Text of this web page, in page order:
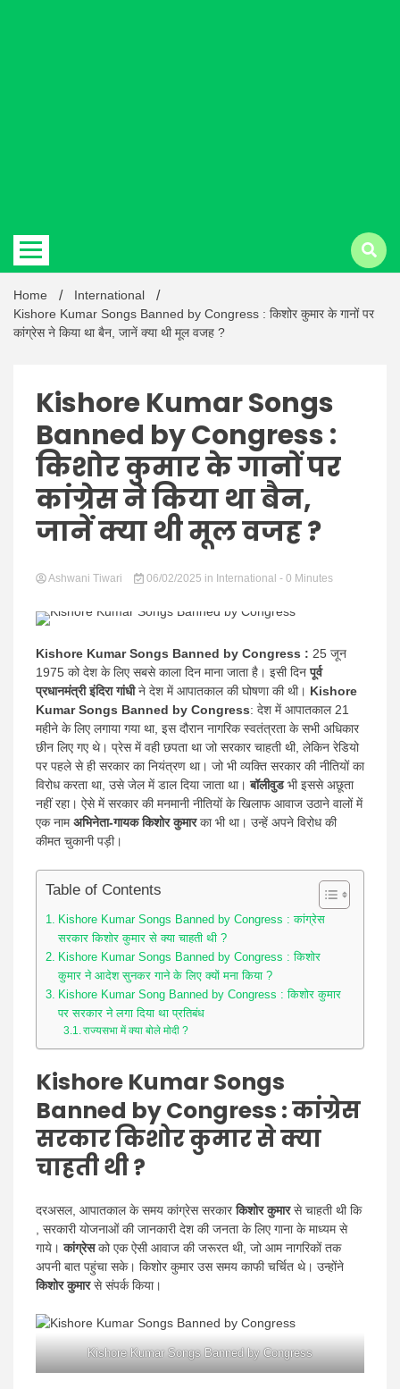
Latest
Hindi
News
Home
International
Kishore Kumar Songs Banned by Congress : किशोर कुमार के गानों पर
कांग्रेस ने किया था बैन, जानें क्या थी मूल वजह ?
Kishore Kumar Songs
Banned by Congress :
किशोर कुमार के गानों पर
कांग्रेस ने किया था बैन,
जानें क्या थी मूल वजह ?
Ashwani Tiwari 06/02/2025 in International - 0 Minutes
Kishore Kumar Songs Banned by Congress : 25 जून
1975 को देश के लिए सबसे काला दिन माना जाता है। इसी दिनपूर्व
प्रधानमंत्री इंदिरा गांधीने देश में आपातकाल की घोषणा की थी। Kishore
Kumar Songs Banned by Congress: देश में आपातकाल 21
महीने के लिए लगाया गया था, इस दौरान नागरिक स्वतंत्रता के सभी अधिकार
छीन लिए गए थे। प्रेस में वही छपता था जो सरकार चाहती थी, लेकिन रेडियो
पर पहले से ही सरकार का नियंत्रण था। जो भी व्यक्ति सरकार की नीतियों का
विरोध करता था, उसे जेल में डाल दिया जाता था।बॉलीवुडभी इससे अछूता
नहीं रहा। ऐसे में सरकार की मनमानी नीतियों के खिलाफ आवाज उठाने वालों में
एक नामअभिनेता-गायक किशोर कुमारका भी था। उन्हें अपने विरोध की
कीमत चुकानी पड़ी।
Table of Contents
Kishore Kumar Songs Banned by Congress : कांग्रेस
सरकार किशोर कुमार से क्या चाहती थी ?
Kishore Kumar Songs Banned by Congress : किशोर
कुमार ने आदेश सुनकर गाने के लिए क्यों मना किया ?
Kishore Kumar Song Banned by Congress : किशोर कुमार
पर सरकार ने लगा दिया था प्रतिबंध
राज्यसभा में क्या बोले मोदी ?
Kishore Kumar Songs
Banned by Congress :कांग्रेस
सरकार किशोर कुमार से क्या
चाहती थी ?
दरअसल, आपातकाल के समय कांग्रेस सरकारकिशोर कुमारसे चाहती थी कि
, सरकारी योजनाओं की जानकारी देश की जनता के लिए गाना के माध्यम से
गाये।कांग्रेसको एक ऐसी आवाज की जरूरत थी, जो आम नागरिकों तक
अपनी बात पहुंचा सके। किशोर कुमार उस समय काफी चर्चित थे। उन्होंने
किशोर कुमारसे संपर्क किया।
Kishore Kumar Songs Banned by Congress